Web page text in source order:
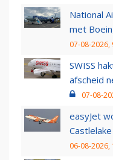
National
met
07-08-2026,
SWISS
afscheid
07-08-
easyJet
06-08-2026,